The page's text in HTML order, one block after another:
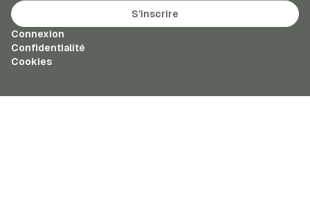
S’inscrire
Connexion
Confidentialité
Cookies